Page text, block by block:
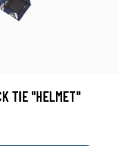
TIE "HELMET"